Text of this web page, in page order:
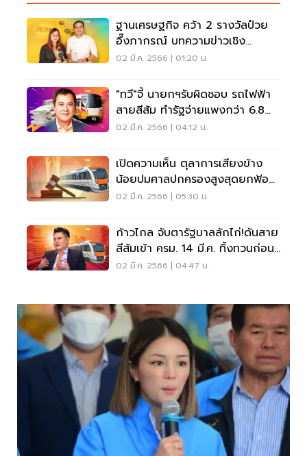
ฐานเศรษฐกิจ คว้า 2 รางวัลป๋วย
อึ๊งภากรณ์ บทความข่าวเชิง
วิเคราะห์
02 มี.ค. 2566 | 01:20 น.
"ทวี"จี้ นายกฯรับผิดชอบ รถไฟฟ้า
สายสีส้ม ทำรัฐจ่ายแพงกว่า 6.8
หมื่นล้าน
02 มี.ค. 2566 | 04:12 น.
เปิดความเห็น ตุลาการเสียงข้าง
น้อยปมศาลปกครองสูงสุดยกฟ้อง
คดี “สายสีส้ม”
02 มี.ค. 2566 | 05:30 น.
ก้าวไกล จับตารัฐบาลลักไก่!ดันสาย
สีส้มเข้า ครม. 14 มี.ค. ทิ้งทวนก่อน
ยุบสภา
02 มี.ค. 2566 | 04:47 น.